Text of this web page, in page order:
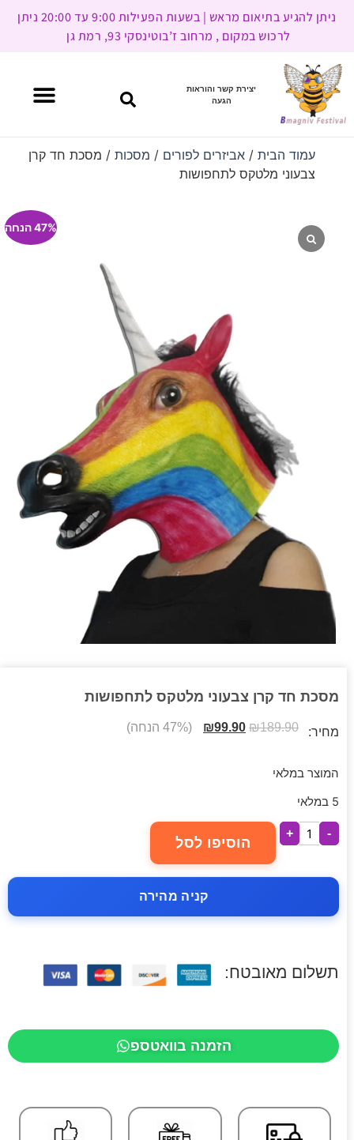
ניתן להגיע בתיאום מראש | בשעות הפעילות 9:00 עד 20:00 ניתן
לרכוש במקום , מרחוב ז’בוטינסקי 93, רמת גן
יצירת קשר והוראות
הגעה
עמוד הבית/ אביזרים לפורים / מסכות/ מסכת חד קרן
צבעוני מלטקס לתחפושות
47% הנחה
מסכת חד קרן צבעוני מלטקס לתחפושות
מחיר: ₪189.90
₪99.90 (47% הנחה)
המוצר במלאי
5 במלאי
-
+
הוסיפו לסל
קניה מהירה
תשלום מאובטח:
הזמנה בוואטספ